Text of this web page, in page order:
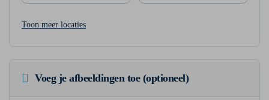
Toon meer locaties
Voeg je afbeeldingen toe (optioneel)